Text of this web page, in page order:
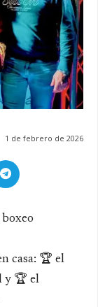
1 de febrero de 2026
casa: 🏆 el
y 🏆 el